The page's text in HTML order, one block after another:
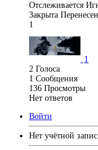
Отслеживается
Закрыта
1
1
2 Голоса
1 Сообщения
136 Просмотры
Нет ответов
Войти
Нет учётной